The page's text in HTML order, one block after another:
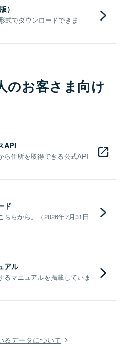
）
式でダウンロードできま
のお客さま向け
API
ら住所を取得できる公式API
ド
らから。（2026年7月31日
アル
マニュアルを掲載していま
るデータについて